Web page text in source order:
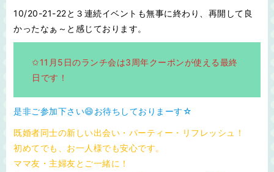
10/20-21-22と３連続イベントも無事に終わり、再開して良
かったなぁ～と感じております。
✩11月5日のランチ会は3周年クーポンが使える最終
日です！
是非ご参加下さい😄お待ちしておりまーす☆
既婚者同士の新しい出会い・パーティー・リフレッシュ！
初めてでも、お一人様でも安心です。
ママ友・主婦友とご一緒に！